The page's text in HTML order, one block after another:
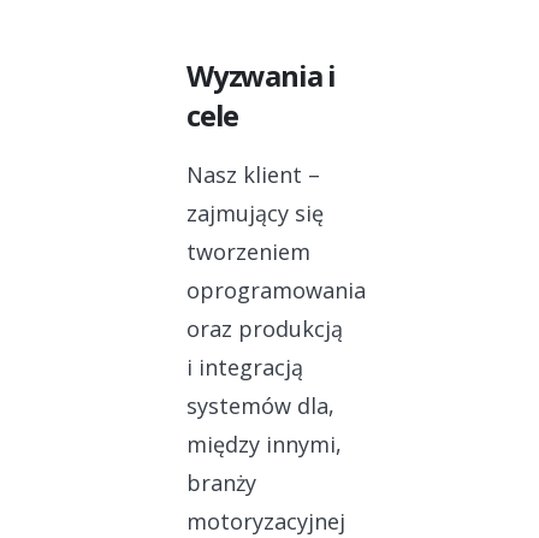
Wyzwania i
cele
Nasz klient –
zajmujący się
tworzeniem
oprogramowania
oraz produkcją
i integracją
systemów dla,
między innymi,
branży
motoryzacyjnej